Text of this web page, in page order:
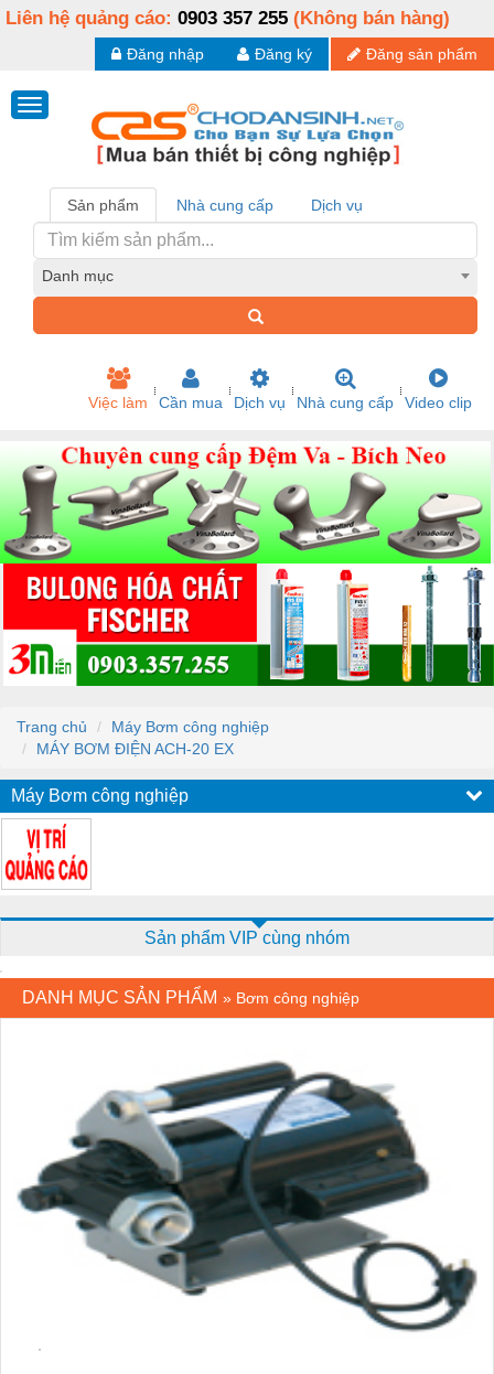
Liên hệ quảng cáo: 0903 357 255 (Không bán hàng)
Đăng sản phẩm
Đăng ký
Đăng nhập
Sản phẩm Nhà cung cấp Dịch vụ
Danh mục
Việc làm Cần mua Dịch vụ Nhà cung cấp Video clip
Trang chủ
Máy Bơm công nghiệp
MÁY BƠM ĐIỆN ACH-20 EX
Máy Bơm công nghiệp
Sản phẩm VIP cùng nhóm
DANH MỤC SẢN PHẨM » Bơm công nghiệp